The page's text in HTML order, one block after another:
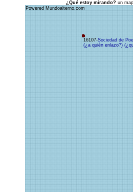
¿Qué estoy mirando? un
16107-Sociedad de
(¿a quién enlazo?)
Powered Mundoalterno.com